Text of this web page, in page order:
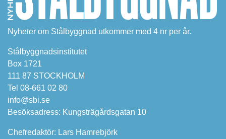
Nyheter om Stålbyggnad utkommer med 4 nr per år.
Stålbyggnadsinstitutet
Box 1721
111 87 STOCKHOLM
Tel 08-661 02 80
info@sbi.se
Besöksadress: Kungsträgårdsgatan 10
Chefredaktör: Lars Hamrebjörk